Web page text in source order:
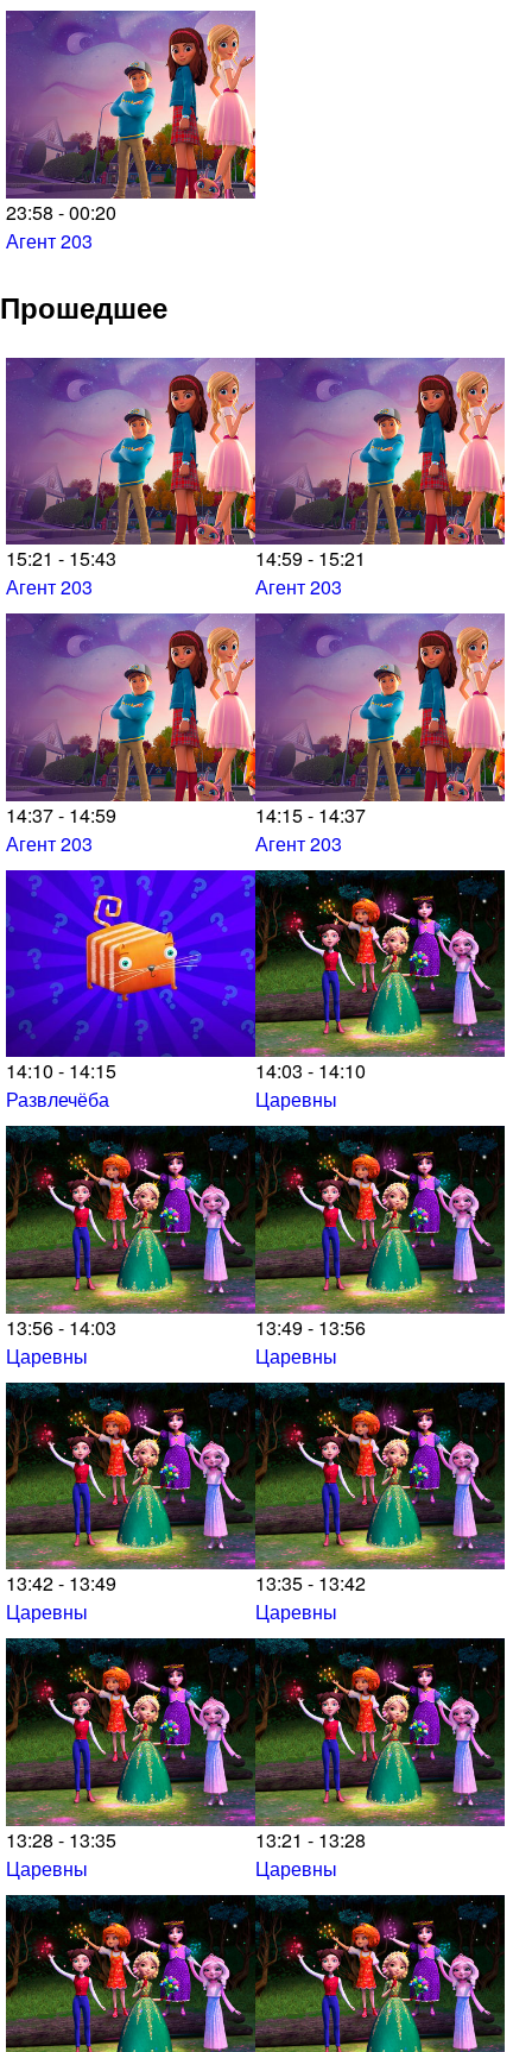
23:58 - 00:20
Агент 203
Прошедшее
15:21 - 15:43
Агент 203
14:59 - 15:21
Агент 203
14:37 - 14:59
Агент 203
14:15 - 14:37
Агент 203
14:10 - 14:15
Развлечёба
14:03 - 14:10
Царевны
13:56 - 14:03
Царевны
13:49 - 13:56
Царевны
13:42 - 13:49
Царевны
13:35 - 13:42
Царевны
13:28 - 13:35
Царевны
13:21 - 13:28
Царевны